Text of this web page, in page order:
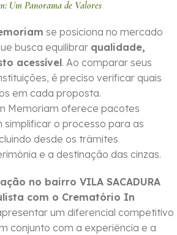
Um Panorama de Valores
se posiciona no mercado
busca equilibrar qualidade,
acessível. Ao comparar seus
é preciso verificar quais
em cada proposta.
Memoriam oferece pacotes
o processo para as
desde os trâmites
e a destinação das cinzas.
no bairro VILA SACADURA
com o Crematório In
um diferencial competitivo
conjunto com a experiência e a